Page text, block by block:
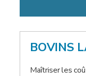
BOVINS
Maîtriser les